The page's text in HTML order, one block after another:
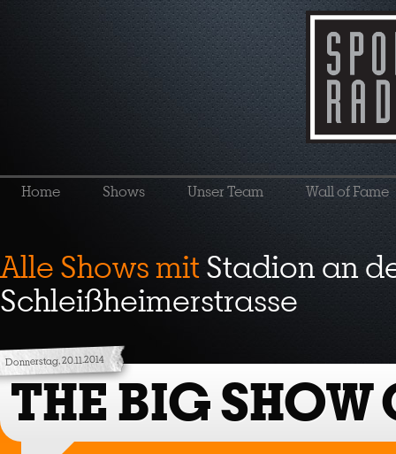
Home Shows Unser Team Wall of Fame
Alle Shows mitStadion an
Schleißheimerstrasse
Donnerstag, 20.11.2014
THE BIG